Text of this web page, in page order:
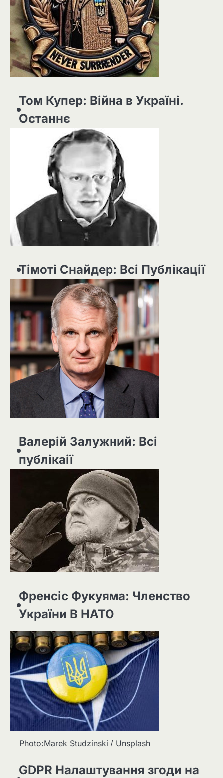
Том Купер: Війна в Україні.
Останнє
Тімоті Снайдер: Всі Публікації
Валерій Залужний: Всі
публікаії
Френсіс Фукуяма: Членство
України В НАТО
Photo:Marek Studzinski / Unsplash
GDPR Налаштування згоди на